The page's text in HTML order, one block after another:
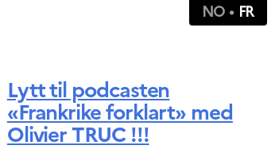
NO FR
Lytt til podcasten
«Frankrike forklart» med
Olivier TRUC !!!